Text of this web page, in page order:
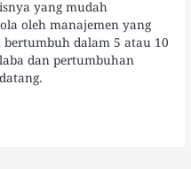
yang mudah
oleh manajemen yang
dalam 5 atau 10
dan pertumbuhan